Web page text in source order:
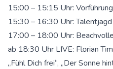
15:00 – 15:15 Uhr:
15:30 – 16:30 Uhr:
17:00 – 18:00 Uhr:
ab 18:30 Uhr LIVE: Florian
„Fühl Dich frei“, „Der Sonne